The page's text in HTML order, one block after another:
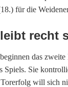
für die
recht
das
Spiels. Sie
will sich